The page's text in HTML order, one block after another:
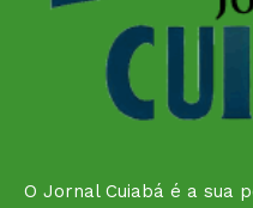
O Jornal Cuiabá é a sua